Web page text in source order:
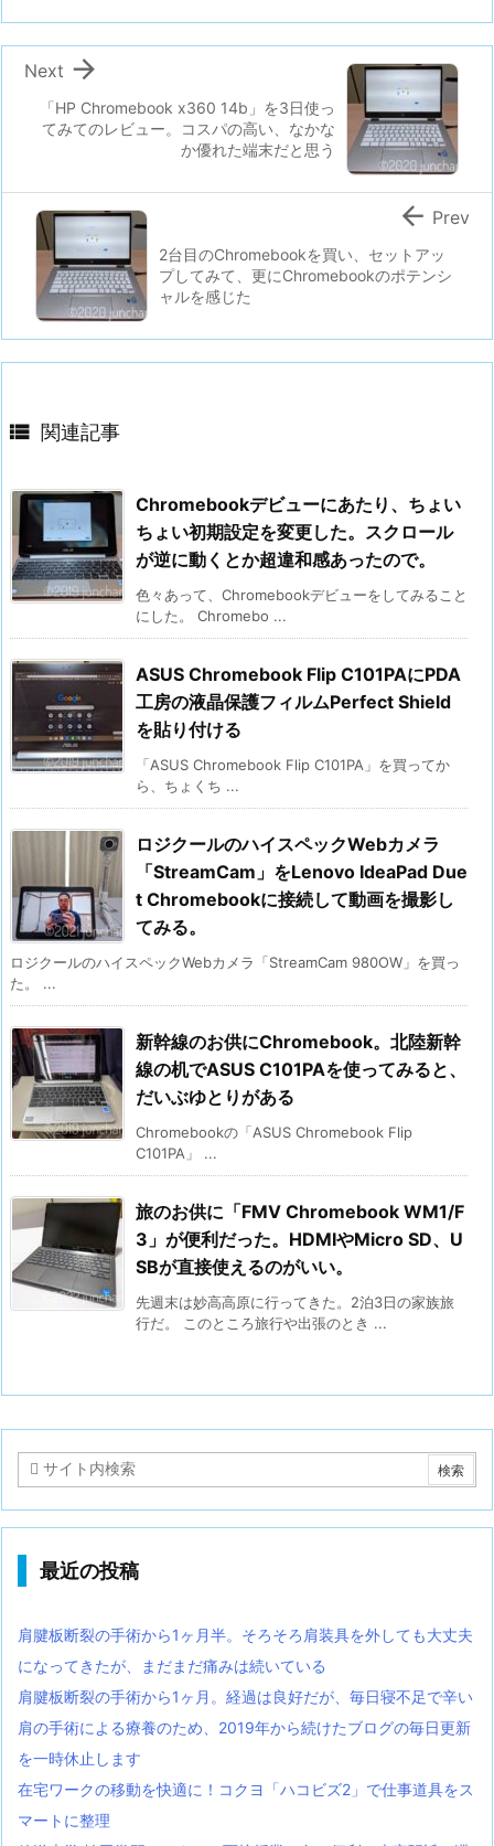
「HP Chromebook x360 14b」を3日使っ
てみてのレビュー。コスパの高い、なかな
か優れた端末だと思う

Next
2台目のChromebookを買い、セットアッ
プしてみて、更にChromebookのポテンシ
ャルを感じた
 Prev
 関連記事
Chromebookデビューにあたり、ちょい
ちょい初期設定を変更した。スクロール
が逆に動くとか超違和感あったので。
色々あって、Chromebookデビューをしてみること
にした。 Chromebo ...
ASUS Chromebook Flip C101PAにPDA
工房の液晶保護フィルムPerfect Shield
を貼り付ける
「ASUS Chromebook Flip C101PA」を買ってか
ら、ちょくち ...
ロジクールのハイスペックWebカメラ
「StreamCam」をLenovo IdeaPad Due
t Chromebookに接続して動画を撮影し
てみる。
ロジクールのハイスペックWebカメラ「StreamCam 980OW」を買っ
た。 ...
新幹線のお供にChromebook。北陸新幹
線の机でASUS C101PAを使ってみると、
だいぶゆとりがある
Chromebookの「ASUS Chromebook Flip
C101PA」 ...
旅のお供に「FMV Chromebook WM1/F
3」が便利だった。HDMIやMicro SD、U
SBが直接使えるのがいい。
先週末は妙高高原に行ってきた。2泊3日の家族旅
行だ。 このところ旅行や出張のとき ...
最近の投稿
肩腱板断裂の手術から1ヶ月半。そろそろ肩装具を外しても大丈夫
になってきたが、まだまだ痛みは続いている
肩腱板断裂の手術から1ヶ月。経過は良好だが、毎日寝不足で辛い
肩の手術による療養のため、2019年から続けたブログの毎日更新
を一時休止します
在宅ワークの移動を快適に！コクヨ「ハコビズ2」で仕事道具をス
マートに整理